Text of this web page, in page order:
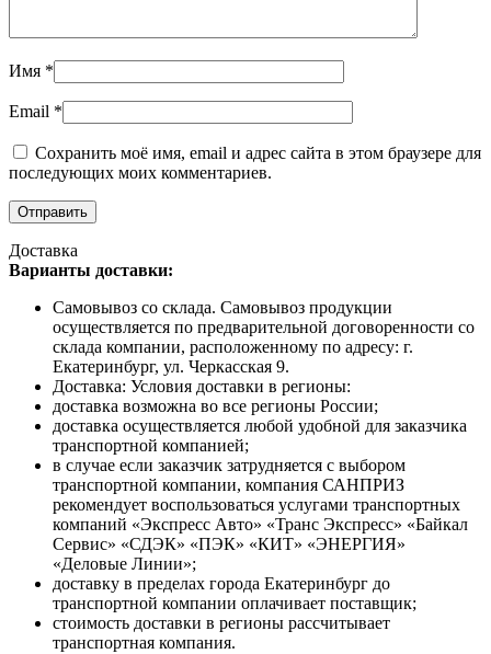
Имя *
Email *
Сохранить моё имя, email и адрес сайта в этом браузере для
последующих моих комментариев.
Доставка
Варианты доставки:
Самовывоз со склада. Самовывоз продукции
осуществляется по предварительной договоренности со
склада компании, расположенному по адресу: г.
Екатеринбург, ул. Черкасская 9.
Доставка: Условия доставки в регионы:
доставка возможна во все регионы России;
доставка осуществляется любой удобной для заказчика
транспортной компанией;
в случае если заказчик затрудняется с выбором
транспортной компании, компания САНПРИЗ
рекомендует воспользоваться услугами транспортных
компаний «Экспресс Авто» «Транс Экспресс» «Байкал
Сервис» «СДЭК» «ПЭК» «КИТ» «ЭНЕРГИЯ»
«Деловые Линии»;
доставку в пределах города Екатеринбург до
транспортной компании оплачивает поставщик;
стоимость доставки в регионы рассчитывает
транспортная компания.